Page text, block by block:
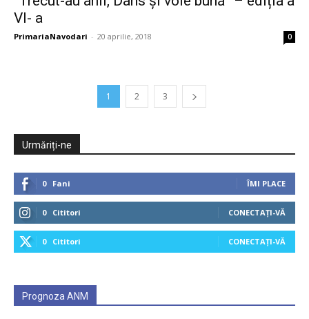
VI- a
PrimariaNavodari - 20 aprilie, 2018 0
1 2 3
Urmăriți-ne
0 Fani ÎMI PLACE
0 Cititori CONECTAȚI-VĂ
0 Cititori CONECTAȚI-VĂ
Prognoza ANM